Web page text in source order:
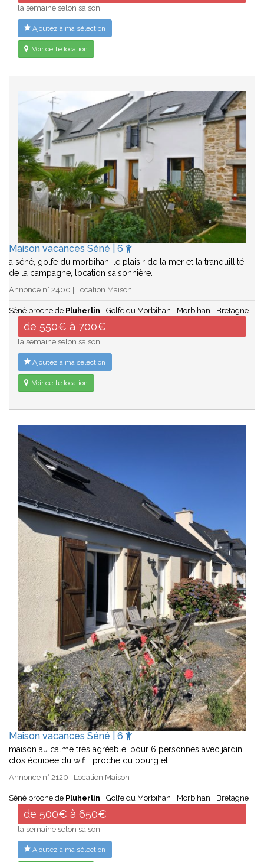
la semaine selon saison
Ajoutez à ma sélection
Voir cette location
Maison vacances Séné | 6
a séné, golfe du morbihan, le plaisir de la mer et la tranquillité
de la campagne, location saisonnière…
Annonce n° 2400 | Location Maison
Séné proche de Pluherlin Golfe du Morbihan Morbihan Bretagne
de 550€ à 700€
la semaine selon saison
Ajoutez à ma sélection
Voir cette location
Maison vacances Séné | 6
maison au calme très agréable, pour 6 personnes avec jardin
clos équipée du wifi . proche du bourg et…
Annonce n° 2120 | Location Maison
Séné proche de Pluherlin Golfe du Morbihan Morbihan Bretagne
de 500€ à 650€
la semaine selon saison
Ajoutez à ma sélection